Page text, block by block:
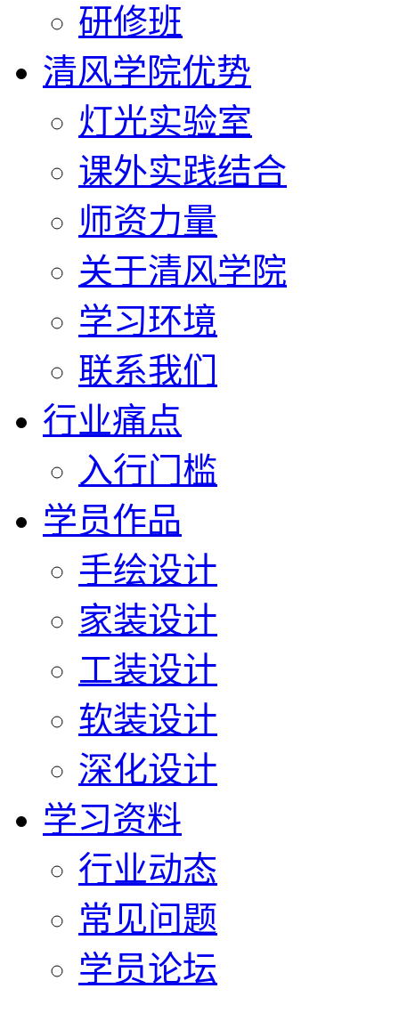
研修班
清风学院优势
灯光实验室
课外实践结合
师资力量
关于清风学院
学习环境
联系我们
行业痛点
入行门槛
学员作品
手绘设计
家装设计
工装设计
软装设计
深化设计
学习资料
行业动态
常见问题
学员论坛